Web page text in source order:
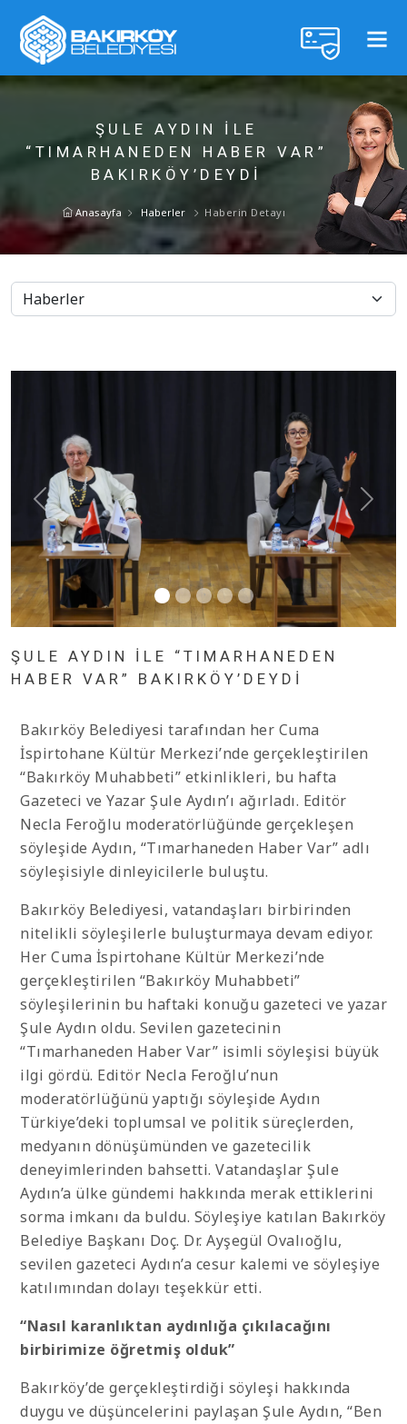
ŞULE AYDIN İLE
“TIMARHANEDEN HABER VAR”
BAKIRKÖY’DEYDİ
Anasayfa Haberler Haberin Detayı
ŞULE AYDIN İLE “TIMARHANEDEN
HABER VAR” BAKIRKÖY’DEYDİ
Bakırköy Belediyesi tarafından her Cuma
İspirtohane Kültür Merkezi’nde gerçekleştirilen
“Bakırköy Muhabbeti” etkinlikleri, bu hafta
Gazeteci ve Yazar Şule Aydın’ı ağırladı. Editör
Necla Feroğlu moderatörlüğünde gerçekleşen
söyleşide Aydın, “Tımarhaneden Haber Var” adlı
söyleşisiyle dinleyicilerle buluştu.
Bakırköy Belediyesi, vatandaşları birbirinden
nitelikli söyleşilerle buluşturmaya devam ediyor.
Her Cuma İspirtohane Kültür Merkezi’nde
gerçekleştirilen “Bakırköy Muhabbeti”
söyleşilerinin bu haftaki konuğu gazeteci ve yazar
Şule Aydın oldu. Sevilen gazetecinin
“Tımarhaneden Haber Var” isimli söyleşisi büyük
ilgi gördü. Editör Necla Feroğlu’nun
moderatörlüğünü yaptığı söyleşide Aydın
Türkiye’deki toplumsal ve politik süreçlerden,
medyanın dönüşümünden ve gazetecilik
deneyimlerinden bahsetti. Vatandaşlar Şule
Aydın’a ülke gündemi hakkında merak ettiklerini
sorma imkanı da buldu. Söyleşiye katılan Bakırköy
Belediye Başkanı Doç. Dr. Ayşegül Ovalıoğlu,
sevilen gazeteci Aydın’a cesur kalemi ve söyleşiye
katılımından dolayı teşekkür etti.
“Nasıl karanlıktan aydınlığa çıkılacağını
birbirimize öğretmiş olduk”
Bakırköy’de gerçekleştirdiği söyleşi hakkında
duygu ve düşüncelerini paylaşan Şule Aydın, “Ben